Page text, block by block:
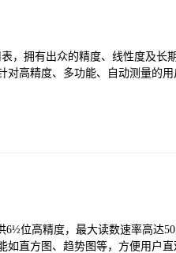
，拥有出众的精度、线性度及长
对高精度、多功能、自动测量的用
6½位高精度，最大读数速率高达
如直方图、趋势图等，方便用户